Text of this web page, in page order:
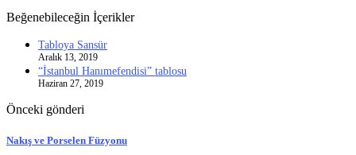
Beğenebileceğin İçerikler
Tabloya Sansür
Aralık 13, 2019
“İstanbul Hanımefendisi” tablosu
Haziran 27, 2019
Önceki gönderi
Nakış ve Porselen Füzyonu